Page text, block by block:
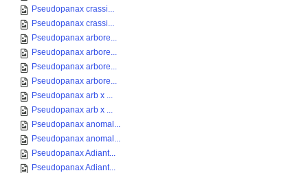
Pseudopanax crassi...
Pseudopanax crassi...
Pseudopanax arbore...
Pseudopanax arbore...
Pseudopanax arbore...
Pseudopanax arbore...
Pseudopanax arb x ...
Pseudopanax arb x ...
Pseudopanax anomal...
Pseudopanax anomal...
Pseudopanax Adiant...
Pseudopanax Adiant...